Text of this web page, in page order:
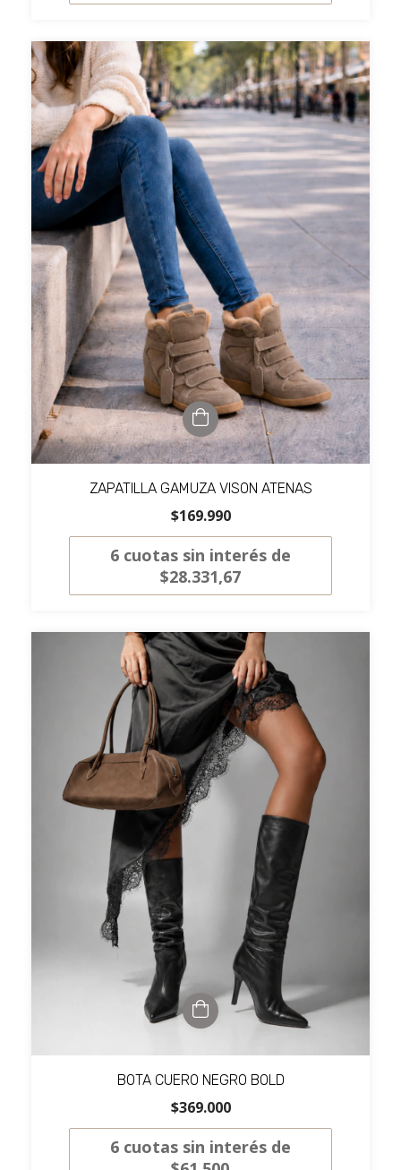
ZAPATILLA GAMUZA VISON ATENAS
$169.990
6 cuotas sin interés de
$28.331,67
BOTA CUERO NEGRO BOLD
$369.000
6 cuotas sin interés de